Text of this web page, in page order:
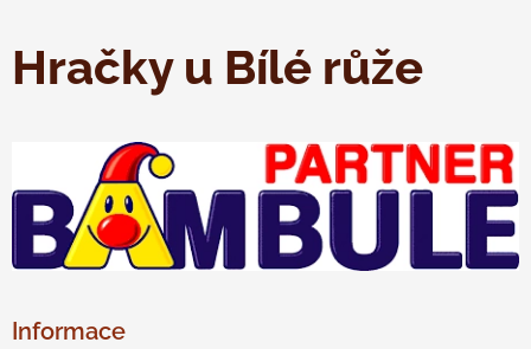
Hračky u Bílé růže
Informace